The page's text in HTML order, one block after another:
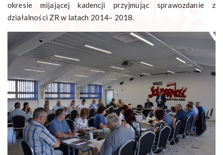
okresie mijającej kadencji przyjmując sprawozdanie z
działalności ZR w latach 2014– 2018.